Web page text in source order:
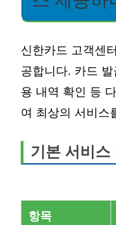
신한카드 고객센
공합니다. 카드
용 내역 확인 등
여 최상의 서비스
기본 서비스
항목